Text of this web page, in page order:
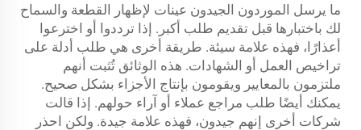
ما يرسل الموردون الجيدون عينات لإظهار القطعة والسماح
لك باختبارها قبل تقديم طلب أكبر. إذا ترددوا أو اخترعوا
أعذارًا، فهذه علامة سيئة. طريقة أخرى هي طلب أدلة على
تراخيص العمل أو الشهادات. هذه الوثائق تُثبت أنهم
ملتزمون بالمعايير ويقومون بإنتاج الأجزاء بشكل صحيح.
يمكنك أيضًا طلب مراجع عملاء أو آراء حولهم. إذا قالت
شركات أخرى إنهم جيدون، فهذه علامة جيدة. ولكن احذر